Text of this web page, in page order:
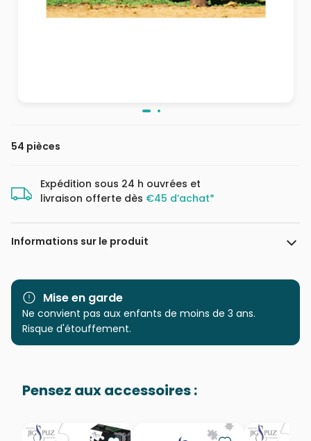
54 pièces
Expédition sous 24 h ouvrées et
livraison offerte dès €45 d’achat*
Informations sur le produit
Marque Dino
Catégorie Puzzles - Animaux sauvages
Age
à partir de 6 ans (50 à 100
Provenance Puzzles fabriqués en France
EAN
Mise en garde
Ne convient pas aux enfants de moins de 3 ans.
Risque d'étouffement.
Pensez aux accessoires :